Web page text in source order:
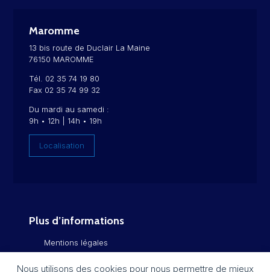
Nous utilisons des cookies pour nous permettre de mieux
Maromme
13 bis route de Duclair La Maine
76150 MAROMME
Tél. 02 35 74 19 80
Fax 02 35 74 99 32
Du mardi au samedi :
9h • 12h | 14h • 19h
Localisation
Plus d’informations
Mentions légales
Politique de confidentialité